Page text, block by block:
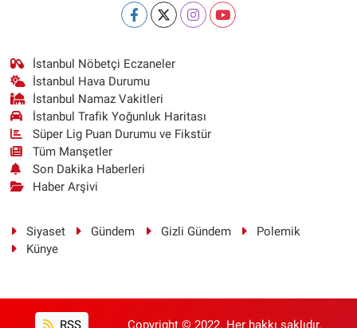
İstanbul Nöbetçi Eczaneler
İstanbul Hava Durumu
İstanbul Namaz Vakitleri
İstanbul Trafik Yoğunluk Haritası
Süper Lig Puan Durumu ve Fikstür
Tüm Manşetler
Son Dakika Haberleri
Haber Arşivi
Siyaset Gündem Gizli Gündem
Polemik
Künye
RSS Copyright © 2022. Her hakkı saklıdır.